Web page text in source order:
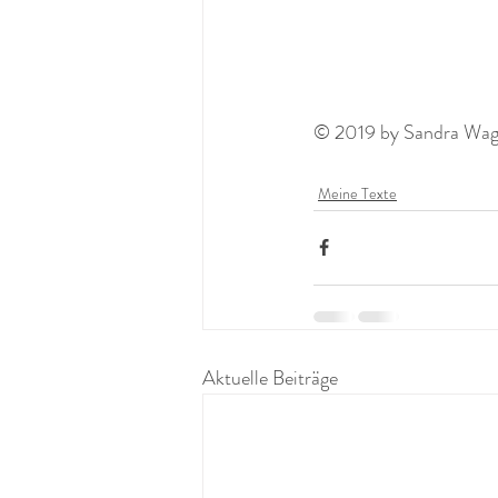
© 2019 by Sandra
Meine Texte
Aktuelle Beiträge